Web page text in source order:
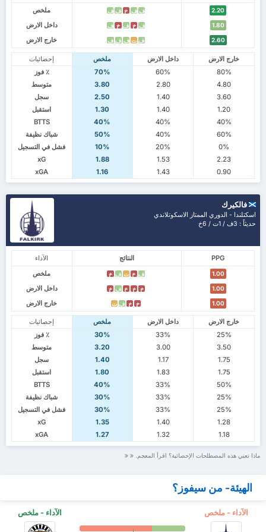
ملخص
ف ف خ ف ف 2.20
داخل الارض ف خ ف خ ف 1.80
خارج الارض ف ت ف ف ف 2.60
إحصائيات ملخص داخل الارض
خارج الارض
٪ فوز
70% 60%
80%
متوسط
3.80 2.80
4.80
سجل
2.50 1.40
3.60
استقبل
1.30 1.40
1.20
BTTS
40% 40%
40%
شباك نظيفة
50% 40%
60%
فشل في التسجيل
10% 20%
0%
xG
1.88 1.53
2.23
xGA
1.16 1.43 0.90
فالكيرك
اسكتلندا - الدوري الممتاز الاسكوتلاندي
حديثاً : 3ف / 1ت / 6خ
الآداء النتائج
PPG
ملخص
ف خ ت ف خ 1.00
داخل الارض خ خ خ ف خ 1.00
خارج الارض خ خ ف ت 1.00
إحصائيات ملخص داخل الارض
خارج الارض
٪ فوز
30% 33%
25%
متوسط
3.20 3.00
3.50
سجل
1.40 1.17
1.75
استقبل
1.80 1.83
1.75
BTTS
40% 33%
50%
شباك نظيفة
30% 33%
25%
فشل في التسجيل
30% 33%
25%
xG
1.35 1.40
1.28
xGA
1.27 1.32 1.18
ماذا تعني هذه المصطلحات الإحصائية؟ اقرأ المعجم.
الهيئة- من سيفوز؟
الآداء - ملخص الآداء - ملخص